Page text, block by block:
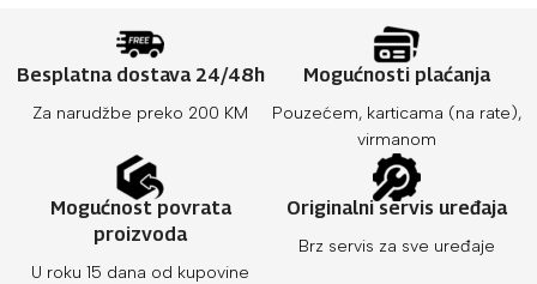
Besplatna dostava 24/48h
Za narudžbe preko 200 KM
Mogućnosti plaćanja
Pouzećem, karticama (na rate),
virmanom
Mogućnost povrata
proizvoda
U roku 15 dana od kupovine
Originalni servis uređaja
Brz servis za sve uređaje